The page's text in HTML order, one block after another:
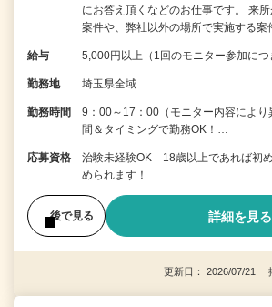
にお答え頂くなどのお仕事です。 来
案件や、弊社以外の場所で実施する
給与 5,000円以上（1回のモニター参加に
勤務地 埼玉県全域
勤務時間
9：00～17：00（モニター内容により
間＆タイミングで勤務OK！…
応募資格
治験未経験OK 18歳以上であれば初
められます！
後で見る 詳細を見る
更新日： 2026/07/21